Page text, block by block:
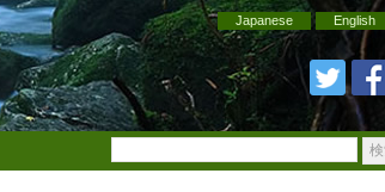
Japanese English